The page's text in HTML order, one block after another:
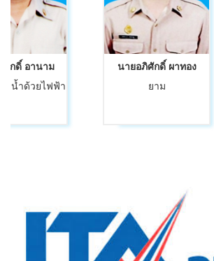
ศักดิ์ อานาม
บน้ำด้วยไฟฟ้า
นายอภิศักดิ์ ผาทอง
ยาม